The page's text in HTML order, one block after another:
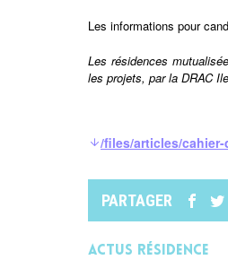
Les informations pour
Les résidences
les projets, par la DRAC
/files/articles/
PARTAGER
Actus Résidence